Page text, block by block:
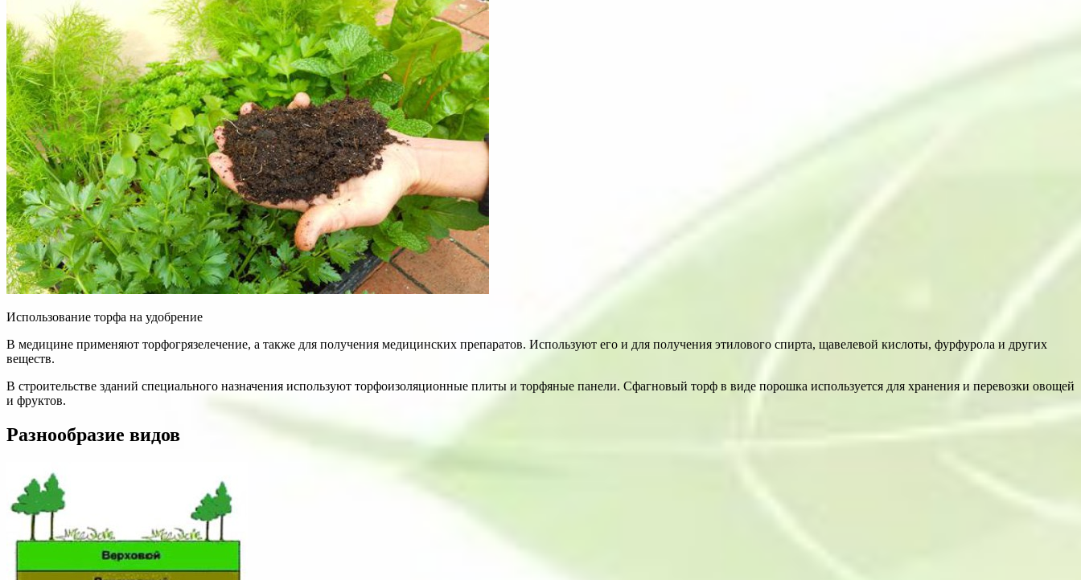
Использование торфа на удобрение
В медицине применяют торфогрязелечение, а также для получения медицинских препаратов. Используют его и для получения этилового спирта, щавелевой кислоты, фурфурола и других
веществ.
В строительстве зданий специального назначения используют торфоизоляционные плиты и торфяные панели. Сфагновый торф в виде порошка используется для хранения и перевозки овощей
и фруктов.
Разнообразие видов